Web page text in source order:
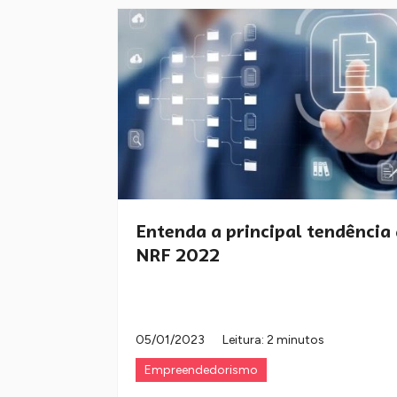
Entenda a principal tendência
NRF 2022
05/01/2023
Leitura: 2 minutos
Empreendedorismo